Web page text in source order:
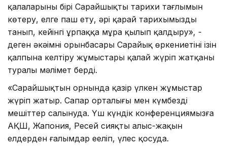
қалаларының бірі Сарайшықтың тарихи тағлымын
көтеру, елге паш ету, әрі қарай тарихымызды
танып, кейінгі ұрпаққа мұра қылып қалдыру», -
деген әкәімнің орынбасары Сарайық өркениетінің ізін
қалпына келтіру жұмыстары қалай жүріп жатқаны
туралы мәлімет берді.
«Сарайшықтын орнында қазір үлкен жұмыстар
жүріп жатыр. Сапар орталығы мен күмбезді
мешіттер салынуда. Үш күндік конференциямызға
АҚШ, Жапония, Ресей сияқты алыс-жақын
елдерден ғалымдар ееліп, үлес қосуда.